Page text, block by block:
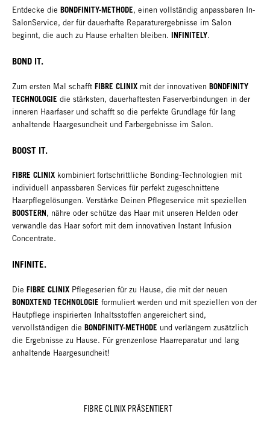
Entdecke die BONDFINITY-METHODE, einen vollständig anpassbaren In-
SalonService, der für dauerhafte Reparaturergebnisse im Salon
beginnt, die auch zu Hause erhalten bleiben. INFINITELY.
BOND IT.
Zum ersten Mal schafft FIBRE CLINIX mit der innovativen BONDFINITY
TECHNOLOGIE die stärksten, dauerhaftesten Faserverbindungen in der
inneren Haarfaser und schafft so die perfekte Grundlage für lang
anhaltende Haargesundheit und Farbergebnisse im Salon.
BOOST IT.
FIBRE CLINIX kombiniert fortschrittliche Bonding-Technologien mit
individuell anpassbaren Services für perfekt zugeschnittene
Haarpflegelösungen. Verstärke Deinen Pflegeservice mit speziellen
BOOSTERN, nähre oder schütze das Haar mit unseren Helden oder
verwandle das Haar sofort mit dem innovativen Instant Infusion
Concentrate.
INFINITE.
Die FIBRE CLINIX Pflegeserien für zu Hause, die mit der neuen
BONDXTEND TECHNOLOGIE formuliert werden und mit speziellen von der
Hautpflege inspirierten Inhaltsstoffen angereichert sind,
vervollständigen die BONDFINITY-METHODE und verlängern zusätzlich
die Ergebnisse zu Hause. Für grenzenlose Haarreparatur und lang
anhaltende Haargesundheit!
FIBRE CLINIX PRÄSENTIERT